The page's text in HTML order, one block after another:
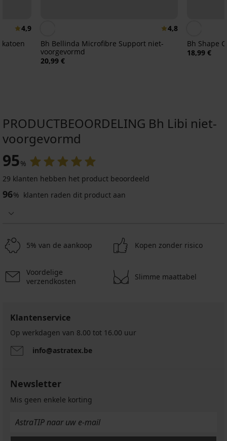
4,9
4,8
Bh Bellinda Microfibre Support niet-
voorgevormd
20,99 €
Bh Shape
18,99 €
Maja
zonder
beugels
€
Luisse
niet-
60,99
€
voorgevormd
onverstevigd
40,99
€
PRODUCTBEOORDELING Bh Libi niet-
voorgevormd
95%
29 klanten hebben het product beoordeeld
96% klanten raden dit product aan
5% van de aankoop Kopen zonder risico
Voordelige
verzendkosten
Slimme maattabel
Klantenservice
Op werkdagen van 8.00 tot 16.00 uur
info@astratex.be
Newsletter
Mis geen enkele korting